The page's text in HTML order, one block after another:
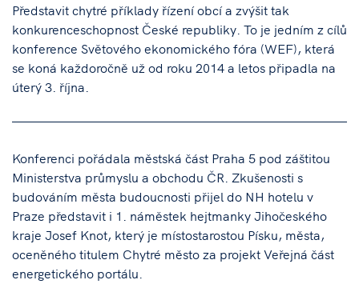
Představit chytré příklady řízení obcí a zvýšit tak
konkurenceschopnost České republiky. To je jedním z cílů
konference Světového ekonomického fóra (WEF), která
se koná každoročně už od roku 2014 a letos připadla na
úterý 3. října.
Konferenci pořádala městská část Praha 5 pod záštitou
Ministerstva průmyslu a obchodu ČR. Zkušenosti s
budováním města budoucnosti přijel do NH hotelu v
Praze představit i 1. náměstek hejtmanky Jihočeského
kraje Josef Knot, který je místostarostou Písku, města,
oceněného titulem Chytré město za projekt Veřejná část
energetického portálu.